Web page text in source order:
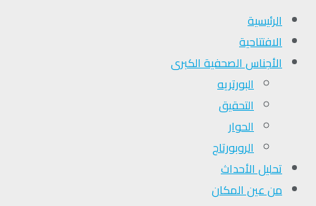
الرئيسية
الافتتاحية
الأجناس الصحفية الكبرى
البورتريه
التحقیق
الحوار
الروبورتاج
تحلیل الأحداث
من عين المكان